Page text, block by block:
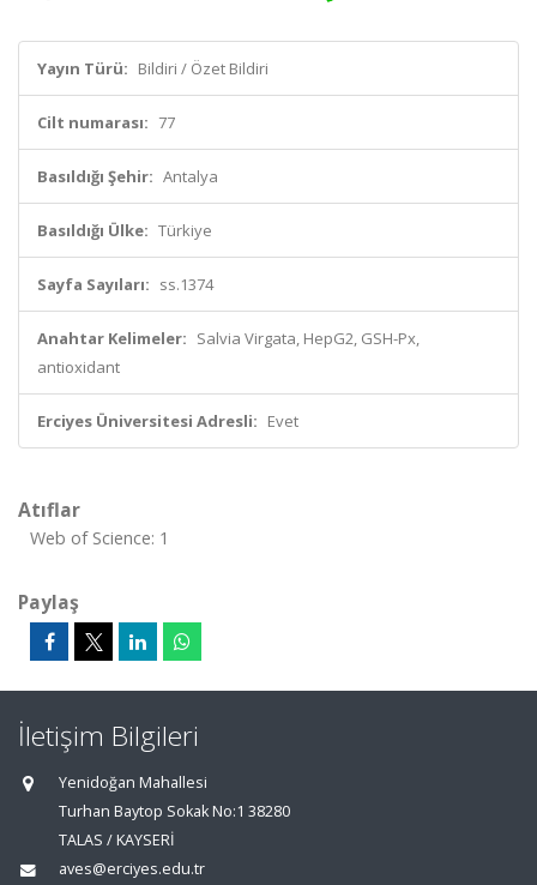
Yayın Türü: Bildiri / Özet Bildiri
Cilt numarası: 77
Basıldığı Şehir: Antalya
Basıldığı Ülke: Türkiye
Sayfa Sayıları: ss.1374
Anahtar Kelimeler: Salvia Virgata, HepG2, GSH-Px,
antioxidant
Erciyes Üniversitesi Adresli: Evet
Atıflar
Web of Science: 1
Paylaş
İletişim Bilgileri
Yenidoğan Mahallesi
Turhan Baytop Sokak No:1 38280
TALAS / KAYSERİ
aves@erciyes.edu.tr